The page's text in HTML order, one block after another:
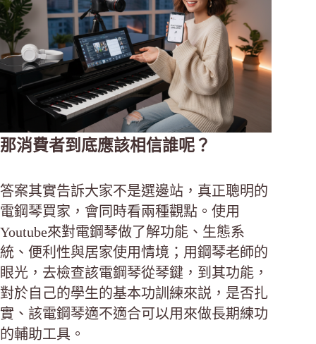
那消費者到底應該相信誰呢？
答案其實告訴大家不是選邊站，真正聰明的
電鋼琴買家，會同時看兩種觀點。使用
Youtube來對電鋼琴做了解功能、生態系
統、便利性與居家使用情境；用鋼琴老師的
眼光，去檢查該電鋼琴從琴鍵，到其功能，
對於自己的學生的基本功訓練來説，是否扎
實、該電鋼琴適不適合可以用來做長期練功
的輔助工具。